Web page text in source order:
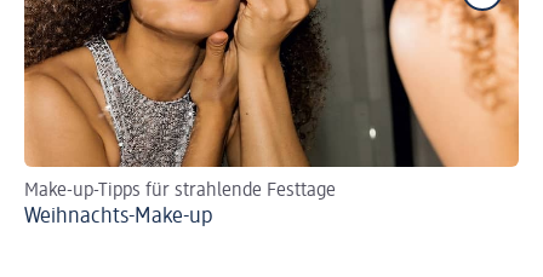
Make-up-Tipps für strahlende Festtage
Weihnachts-Make-up